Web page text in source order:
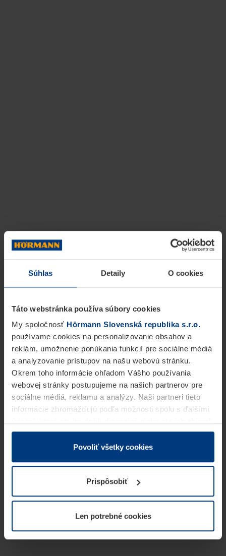
Súhlas Detaily O cookies
Táto webstránka používa súbory cookies
My spoločnosť Hörmann Slovenská republika s.r.o.
používame cookies na personalizovanie obsahov a
reklám, umožnenie ponúkania funkcií pre sociálne médiá
a analyzovanie prístupov na našu webovú stránku.
Okrem toho informácie ohľadom Vášho používania
webovej stránky postupujeme na našich partnerov pre
sociálne médiá, reklamu a analýzy. Naši partneri tieto
informácie zhromažďujú podľa možnosti spolu s ďalšími
v rámci Vášho využívania služieb.
Z právneho hľadiska môžeme cookies ukladať na Vašom
prevádzku tejto stránky. Pre všetky ostatné typy cookie
potrebujeme Vaše povolenie. Vaše povolenie môžete
kedykoľvek zmeniť alebo odvolať vo vysvetlení cookie
našej webovej stránky.
Povoliť všetky cookies
Prispôsobiť
Len potrebné cookies